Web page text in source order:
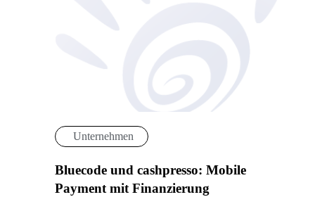
Unternehmen
Bluecode und cashpresso: Mobile
Payment mit Finanzierung